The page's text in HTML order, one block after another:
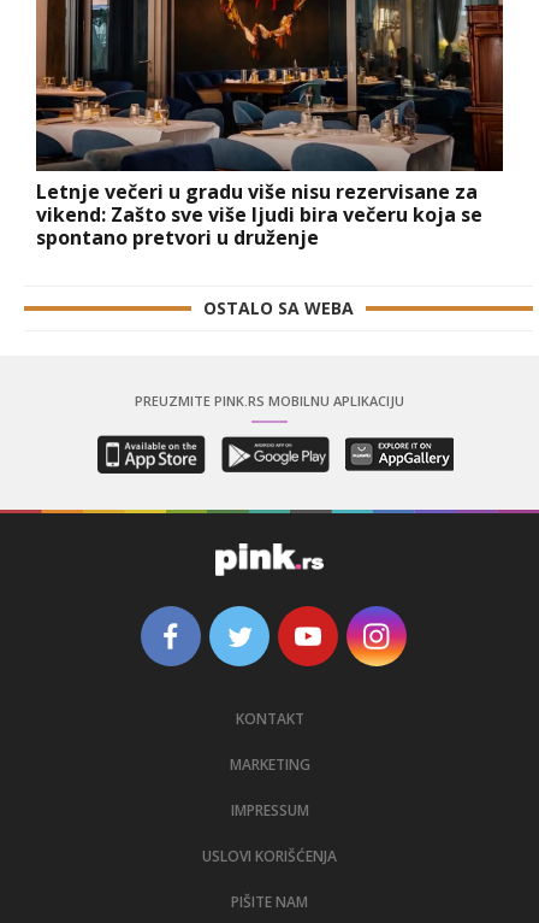
Letnje večeri u gradu više nisu rezervisane za
vikend: Zašto sve više ljudi bira večeru koja se
spontano pretvori u druženje
OSTALO SA WEBA
PREUZMITE PINK.RS MOBILNU APLIKACIJU
KONTAKT
MARKETING
IMPRESSUM
USLOVI KORIŠĆENJA
PIŠITE NAM